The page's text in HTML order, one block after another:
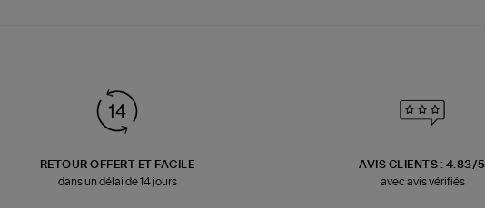
RETOUR OFFERT ET FACILE
dans un délai de 14 jours
AVIS CLIENTS : 4.83/5
avec avis vérifiés